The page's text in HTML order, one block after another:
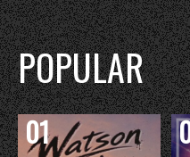
POPULAR